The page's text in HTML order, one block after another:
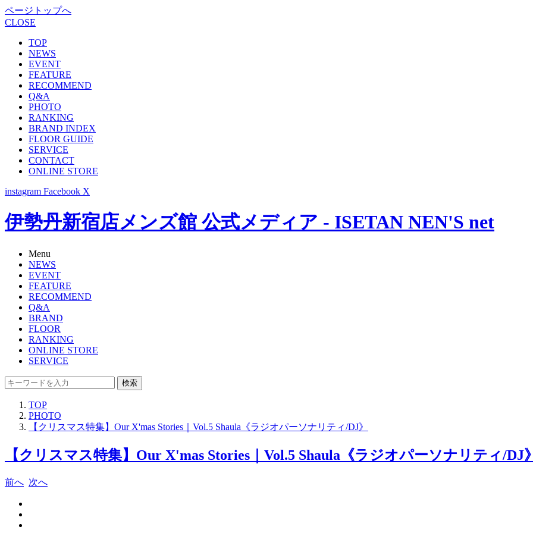
ページトップへ
CLOSE
TOP
NEWS
EVENT
FEATURE
RECOMMEND
Q&A
PHOTO
RANKING
BRAND INDEX
FLOOR GUIDE
SERVICE
CONTACT
ONLINE STORE
instagram Facebook X
伊勢丹新宿店メンズ館 公式メディア - ISETAN NEN'S net
Menu
NEWS
EVENT
FEATURE
RECOMMEND
Q&A
BRAND
FLOOR
RANKING
ONLINE STORE
SERVICE
検索
TOP
PHOTO
【クリスマス特集】Our X'mas Stories｜Vol.5 Shaula《ラジオパーソナリティ/DJ》
【クリスマス特集】Our X'mas Stories｜Vol.5 Shaula《ラジオパーソナリティ/DJ
前へ 次へ